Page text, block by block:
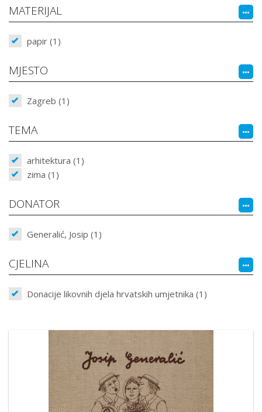
MATERIJAL
papir (1)
MJESTO
Zagreb (1)
TEMA
arhitektura (1)
zima (1)
DONATOR
Generalić, Josip (1)
CJELINA
Donacije likovnih djela hrvatskih umjetnika (1)